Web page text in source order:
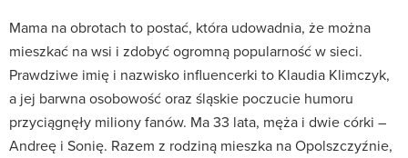
Mama na obrotach to postać, która udowadnia, że można
mieszkać na wsi i zdobyć ogromną popularność w sieci.
Prawdziwe imię i nazwisko influencerki to Klaudia Klimczyk,
a jej barwna osobowość oraz śląskie poczucie humoru
przyciągnęły miliony fanów. Ma 33 lata, męża i dwie córki –
Andreę i Sonię. Razem z rodziną mieszka na Opolszczyźnie,